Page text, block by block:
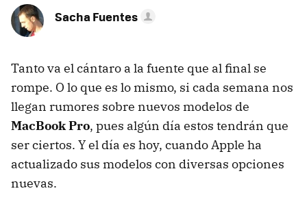
Sacha Fuentes
Tanto va el cántaro a la fuente que al final se
rompe. O lo que es lo mismo, si cada semana nos
llegan rumores sobre nuevos modelos de
MacBook Pro, pues algún día estos tendrán que
ser ciertos. Y el día es hoy, cuando Apple ha
actualizado sus modelos con diversas opciones
nuevas.